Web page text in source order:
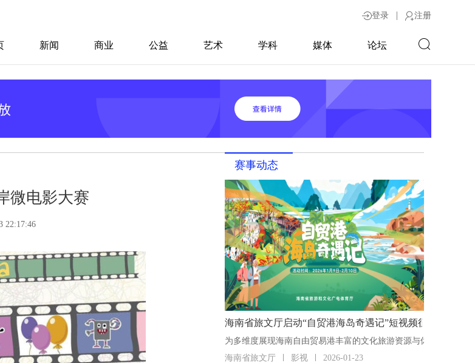
登录 | 注册
新闻 商业 公益 艺术 学科 媒体 论坛
微电影大赛
22:17:46
赛事动态
海南省旅文厅启动“自贸港海岛奇遇记”短视频征集活动
海南省旅文厅 影视 2026-01-23